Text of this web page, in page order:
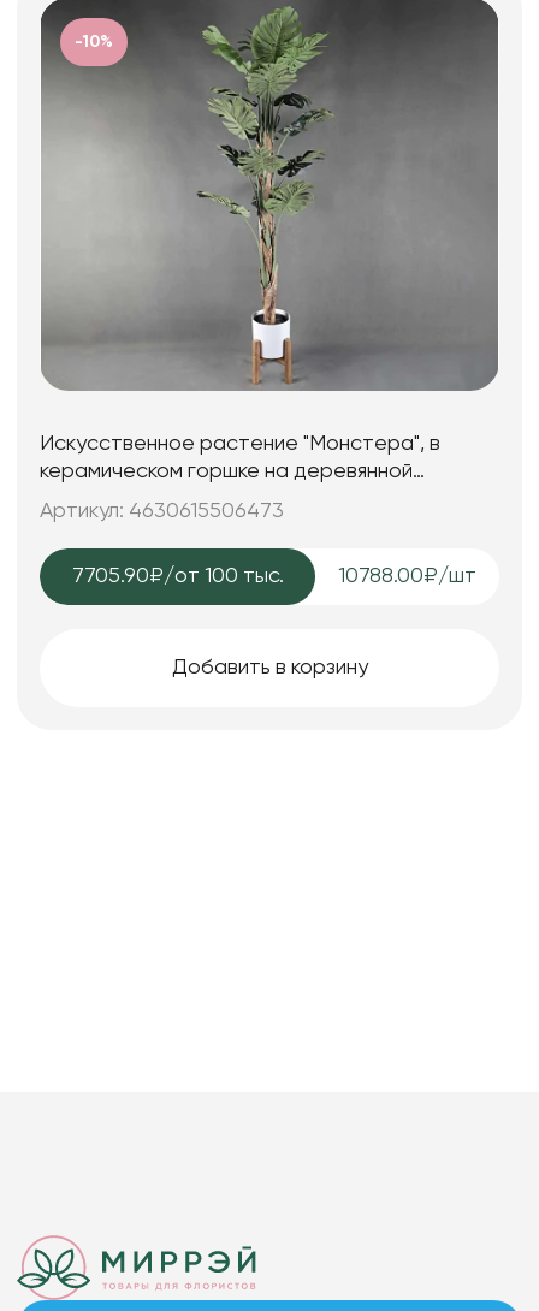
-10%
Искусственное растение "Монстера", в
керамическом горшке на деревянной
подставке, 68,5*200 см.
Артикул: 4630615506473
7705.90₽/от 100 тыс. 10788.00₽/шт
Добавить в корзину